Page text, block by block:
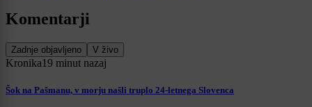
Komentarji
Zadnje objavljeno V živo
Kronika19 minut nazaj
Šok na Pašmanu, v morju našli truplo 24-letnega Slovenca